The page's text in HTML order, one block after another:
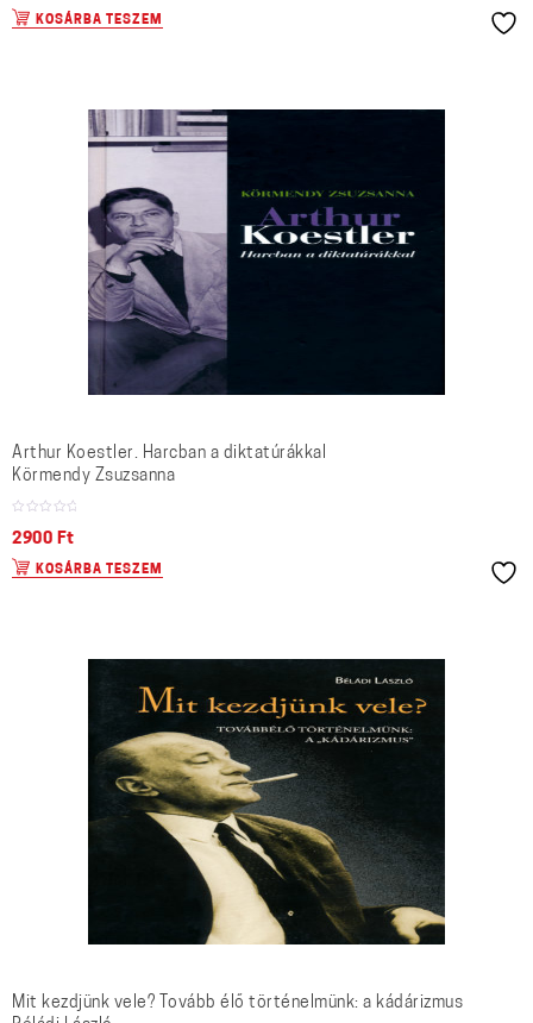
KOSÁRBA TESZEM
Arthur Koestler. Harcban a diktatúrákkal
Körmendy Zsuzsanna
2900 Ft
KOSÁRBA TESZEM
Mit kezdjünk vele? Tovább élő történelmünk: a kádárizmus